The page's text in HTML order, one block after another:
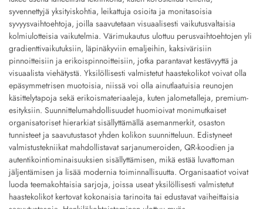
syvennettyjä yksityiskohtia, leikattuja osioita ja monitasoisia
syvyysvaihtoehtoja, joilla saavutetaan visuaalisesti vaikutusvaltaisia
kolmiulotteisia vaikutelmia. Värimukautus ulottuu perusvaihtoehtojen yli
gradienttivaikutuksiin, läpinäkyviin emaljeihin, kaksivärisiin
pinnoitteisiin ja erikoispinnoitteisiin, jotka parantavat kestävyyttä ja
visuaalista viehätystä. Yksilöllisesti valmistetut haastekolikot voivat olla
epäsymmetrisen muotoisia, niissä voi olla ainutlaatuisia reunojen
käsittelytapoja sekä erikoismateriaaleja, kuten jalometalleja, premium-
esityksiin. Suunnittelumahdollisuudet huomioivat monimutkaiset
organisatoriset hierarkiat sisällyttämällä asemanmerkit, osaston
tunnisteet ja saavutustasot yhden kolikon suunnitteluun. Edistyneet
valmistustekniikat mahdollistavat sarjanumeroiden, QR-koodien ja
autentikointiominaisuuksien sisällyttämisen, mikä estää luvattoman
jäljentämisen ja lisää modernia toiminnallisuutta. Organisaatiot voivat
luoda teemakohtaisia sarjoja, joissa useat yksilöllisesti valmistetut
haastekolikot kertovat kokonaisia tarinoita tai edustavat vaiheittaisia